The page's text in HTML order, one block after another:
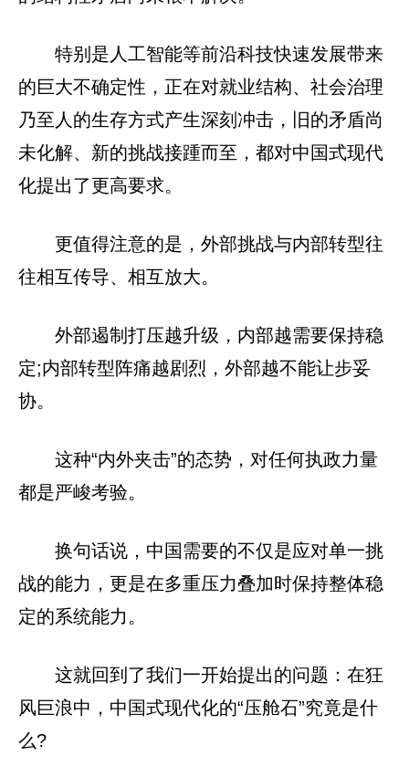
特别是人工智能等前沿科技快速发展带来
的巨大不确定性，正在对就业结构、社会治理
乃至人的生存方式产生深刻冲击，旧的矛盾尚
未化解、新的挑战接踵而至，都对中国式现代
化提出了更高要求。
更值得注意的是，外部挑战与内部转型往
往相互传导、相互放大。
外部遏制打压越升级，内部越需要保持稳
定;内部转型阵痛越剧烈，外部越不能让步妥
协。
这种“内外夹击”的态势，对任何执政力量
都是严峻考验。
换句话说，中国需要的不仅是应对单一挑
战的能力，更是在多重压力叠加时保持整体稳
定的系统能力。
这就回到了我们一开始提出的问题：在狂
风巨浪中，中国式现代化的“压舱石”究竟是什
么?